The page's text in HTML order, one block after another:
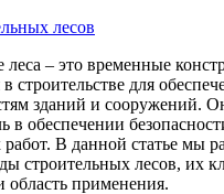
лесов
леса – это временные
строительстве для
зданий и сооружений.
в обеспечении
работ. В данной статье мы
строительных лесов, их
область применения.